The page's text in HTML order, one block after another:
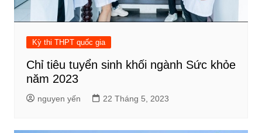
Kỳ thi THPT quốc gia
Chỉ tiêu tuyển sinh khối ngành Sức khỏe
năm 2023
nguyen yến 22 Tháng 5, 2023